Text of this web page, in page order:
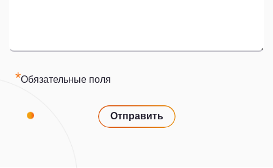
*Обязательные поля
Отправить